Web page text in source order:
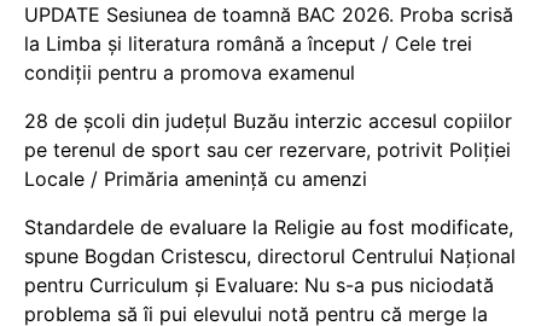
UPDATE Sesiunea de toamnă BAC 2026. Proba scrisă
la Limba și literatura română a început / Cele trei
condiții pentru a promova examenul
28 de școli din județul Buzău interzic accesul copiilor
pe terenul de sport sau cer rezervare, potrivit Poliției
Locale / Primăria amenință cu amenzi
Standardele de evaluare la Religie au fost modificate,
spune Bogdan Cristescu, directorul Centrului Național
pentru Curriculum și Evaluare: Nu s-a pus niciodată
problema să îi pui elevului notă pentru că merge la